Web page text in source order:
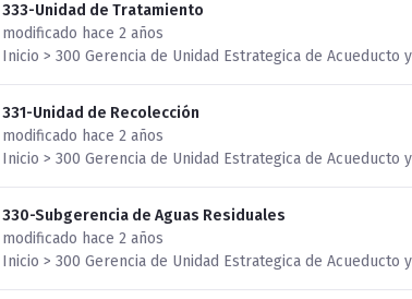
333-Unidad de Tratamiento
modificado hace 2 años
Inicio > 300 Gerencia de Unidad Estrategica de
331-Unidad de Recolección
modificado hace 2 años
Inicio > 300 Gerencia de Unidad Estrategica de
330-Subgerencia de Aguas Residuales
modificado hace 2 años
Inicio > 300 Gerencia de Unidad Estrategica de